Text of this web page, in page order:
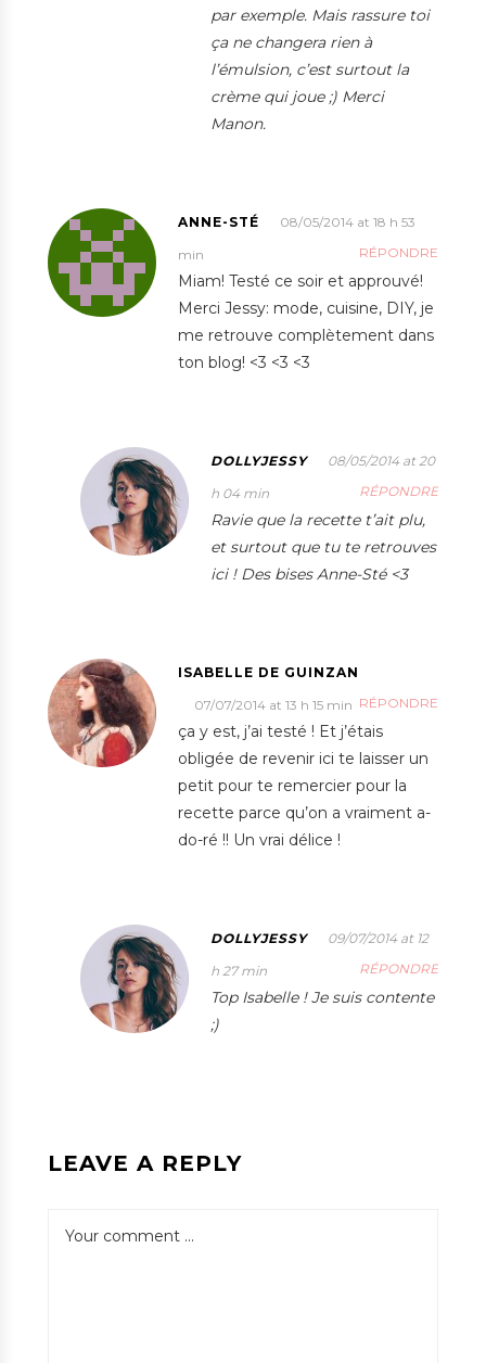
par exemple. Mais rassure toi
ça ne changera rien à
l’émulsion, c’est surtout la
crème qui joue ;) Merci
Manon.
ANNE-STÉ
08/05/2014 at 18 h 53
min
RÉPONDRE
Miam! Testé ce soir et approuvé!
Merci Jessy: mode, cuisine, DIY, je
me retrouve complètement dans
ton blog! <3 <3 <3
DOLLYJESSY
08/05/2014 at 20
h 04 min
RÉPONDRE
Ravie que la recette t’ait plu,
et surtout que tu te retrouves
ici ! Des bises Anne-Sté <3
ISABELLE DE GUINZAN
07/07/2014 at 13 h 15 min RÉPONDRE
ça y est, j’ai testé ! Et j’étais
obligée de revenir ici te laisser un
petit pour te remercier pour la
recette parce qu’on a vraiment a-
do-ré !! Un vrai délice !
DOLLYJESSY
09/07/2014 at 12
h 27 min
RÉPONDRE
Top Isabelle ! Je suis contente
;)
LEAVE A REPLY